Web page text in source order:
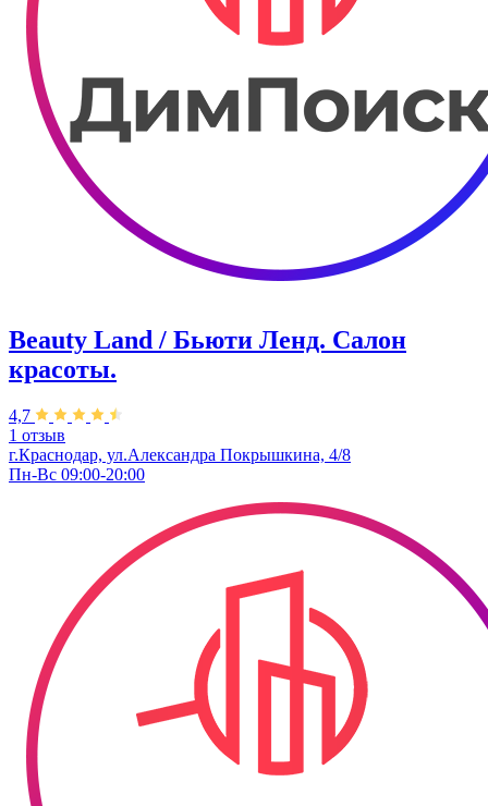
Beauty Land / Бьюти Ленд. Салон
красоты.
4,7
1 отзыв
г.Краснодар, ул.Александра Покрышкина, 4/8
Пн-Вс 09:00-20:00